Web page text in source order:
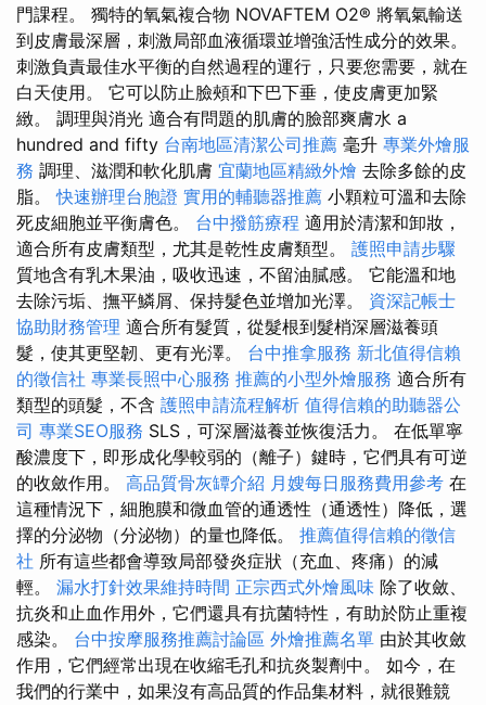
門課程。 獨特的氧氣複合物 NOVAFTEM O2® 將氧氣輸送
到皮膚最深層，刺激局部血液循環並增強活性成分的效果。
刺激負責最佳水平衡的自然過程的運行，只要您需要，就在
白天使用。 它可以防止臉頰和下巴下垂，使皮膚更加緊
緻。 調理與消光 適合有問題的肌膚的臉部爽膚水 a
hundred and fifty 台南地區清潔公司推薦 毫升 專業外燴服
務 調理、滋潤和軟化肌膚 宜蘭地區精緻外燴 去除多餘的皮
脂。快速辦理台胞證 實用的輔聽器推薦 小顆粒可溫和去除
死皮細胞並平衡膚色。 台中撥筋療程 適用於清潔和卸妝，
適合所有皮膚類型，尤其是乾性皮膚類型。 護照申請步驟
質地含有乳木果油，吸收迅速，不留油膩感。 它能溫和地
去除污垢、撫平鱗屑、保持髮色並增加光澤。 資深記帳士
協助財務管理 適合所有髮質，從髮根到髮梢深層滋養頭
髮，使其更堅韌、更有光澤。 台中推拿服務 新北值得信賴
的徵信社 專業長照中心服務 推薦的小型外燴服務 適合所有
類型的頭髮，不含 護照申請流程解析 值得信賴的助聽器公
司 專業SEO服務 SLS，可深層滋養並恢復活力。 在低單寧
酸濃度下，即形成化學較弱的（離子）鍵時，它們具有可逆
的收斂作用。 高品質骨灰罈介紹 月嫂每日服務費用參考 在
這種情況下，細胞膜和微血管的通透性（通透性）降低，選
擇的分泌物（分泌物）的量也降低。 推薦值得信賴的徵信
社 所有這些都會導致局部發炎症狀（充血、疼痛）的減
輕。 漏水打針效果維持時間 正宗西式外燴風味 除了收斂、
抗炎和止血作用外，它們還具有抗菌特性，有助於防止重複
感染。 台中按摩服務推薦討論區 外燴推薦名單 由於其收斂
作用，它們經常出現在收縮毛孔和抗炎製劑中。 如今，在
我們的行業中，如果沒有高品質的作品集材料，就很難競